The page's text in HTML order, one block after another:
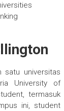
satu universitas
University of
termasuk
ini, student